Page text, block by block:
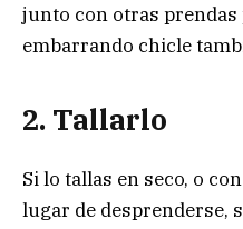
junto con otras
embarrando chicle
2. Tallarlo
Si lo tallas en seco, o
lugar de desprenderse,